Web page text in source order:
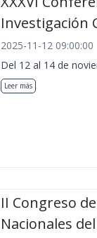
Investigación
2025-11-12 09:00:00
Del 12 al 14 de
Leer más
II Congreso
Nacionales